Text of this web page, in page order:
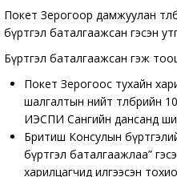
Покет Зерогоор дамжуулан
бүртгэл баталгаажсан гэсэн
Бүртгэл баталгаажсан гэж
Покет Зерогоос тухайн
шалгалтын нийт төлбөрийн
ИЭСПИ Сангийн дансанд
Бритиш Консулын
бүртгэл баталгаажлаа”
харилцагчид илгээсэн